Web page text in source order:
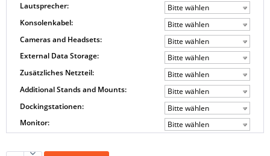
Lautsprecher:
Bitte wählen
Konsolenkabel:
Bitte wählen
Cameras and Headsets:
Bitte wählen
External Data Storage:
Bitte wählen
Zusätzliches Netzteil:
Bitte wählen
Additional Stands and Mounts:
Bitte wählen
Dockingstationen:
Bitte wählen
Monitor:
Bitte wählen